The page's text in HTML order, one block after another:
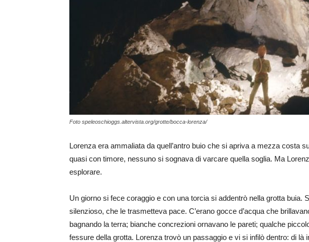
Foto speleoschioggs.altervista.org/grotte/bocca-lorenza/
Lorenza era ammaliata da quell’antro buio che si apriva a mezza costa
quasi con timore, nessuno si sognava di varcare quella soglia. Ma
esplorare.
Un giorno si fece coraggio e con una torcia si addentrò nella grotta buia.
silenzioso, che le trasmetteva pace. C’erano gocce d’acqua che
bagnando la terra; bianche concrezioni ornavano le pareti; qualche
fessure della grotta. Lorenza trovò un passaggio e vi si infilò dentro: di là